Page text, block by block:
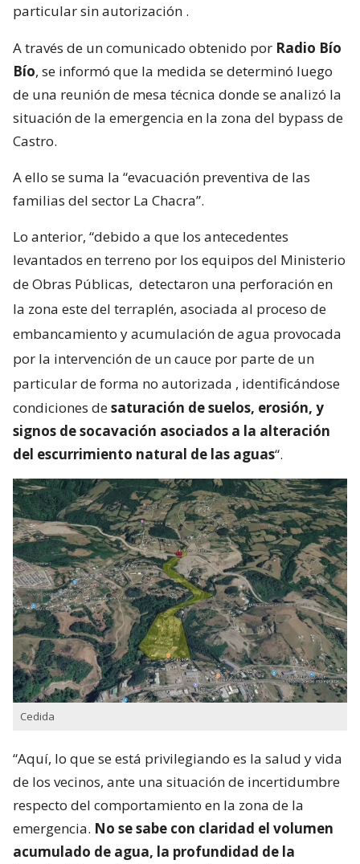
particular sin autorización .
A través de un comunicado obtenido por Radio Bío
Bío, se informó que la medida se determinó luego
de una reunión de mesa técnica donde se analizó la
situación de la emergencia en la zona del bypass de
Castro.
A ello se suma la “evacuación preventiva de las
familias del sector La Chacra”.
Lo anterior, “debido a que los antecedentes
levantados en terreno por los equipos del Ministerio
de Obras Públicas, detectaron una perforación en
la zona este del terraplén, asociada al proceso de
embancamiento y acumulación de agua provocada
por la intervención de un cauce por parte de un
particular de forma no autorizada , identificándose
condiciones desaturación de suelos, erosión, y
signos de socavación asociados a la alteración
del escurrimiento natural de las aguas“.
Cedida
“Aquí, lo que se está privilegiando es la salud y vida
de los vecinos, ante una situación de incertidumbre
respecto del comportamiento en la zona de la
emergencia. No se sabe con claridad el volumen
acumulado de agua, la profundidad de la